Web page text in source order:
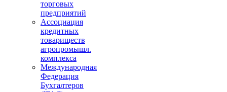
торговых
предприятий
Ассоциация
кредитных
товариществ
агропромышл.
комплекса
Международная
Федерация
Бухгалтеров